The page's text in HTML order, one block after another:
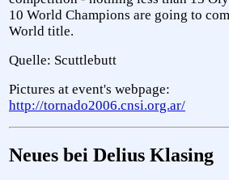
10 World Champions are going to
World title.
Quelle: Scuttlebutt
Pictures at event's webpage:
http://tornado2006.cnsi.org.ar/
Neues bei Delius Klasing